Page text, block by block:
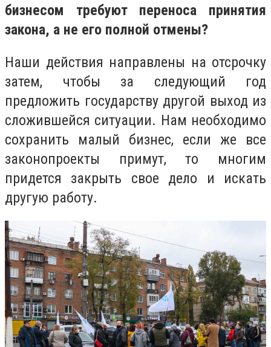
бизнесом требуют переноса принятия
закона, а не его полной отмены?
Наши действия направлены на отсрочку
затем, чтобы за следующий год
предложить государству другой выход из
сложившейся ситуации. Нам необходимо
сохранить малый бизнес, если же все
законопроекты примут, то многим
придется закрыть свое дело и искать
другую работу.